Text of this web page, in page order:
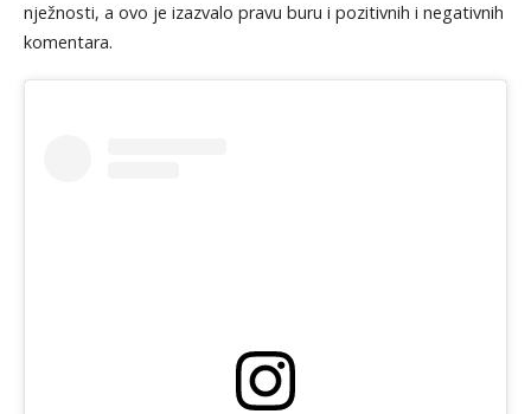
nježnosti, a ovo je izazvalo pravu buru i pozitivnih i negativnih
komentara.